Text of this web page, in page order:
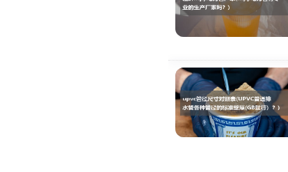
干挂的耐候密封。耐候
耐候硅酮密封胶混凝土
数情况下都无需使用底漆
防霉硅酮密封胶是未来
潮湿、容易长霉菌的环